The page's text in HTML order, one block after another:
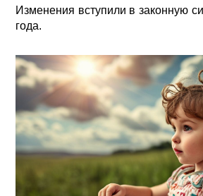
Изменения вступили в законную
года.